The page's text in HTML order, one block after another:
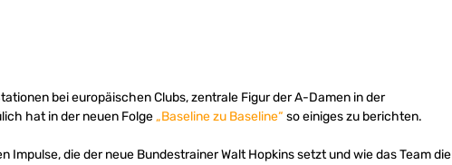
bei europäischen Clubs, zentrale Figur der A-Damen in der
hat in der neuen Folge „Baseline zu Baseline“ so einiges zu berichten.
Impulse, die der neue Bundestrainer Walt Hopkins setzt und wie das Team die